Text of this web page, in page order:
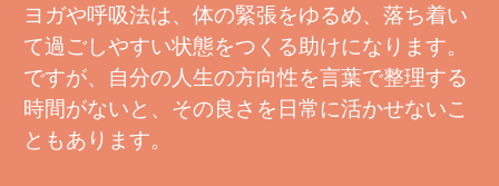
ヨガや呼吸法は、体の緊張をゆるめ、落ち着い
て過ごしやすい状態をつくる助けになります。
ですが、自分の人生の方向性を言葉で整理する
時間がないと、その良さを日常に活かせないこ
ともあります。